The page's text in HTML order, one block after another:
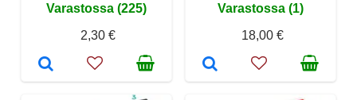
Varastossa (225)
2,30 €
Varastossa (1)
18,00 €